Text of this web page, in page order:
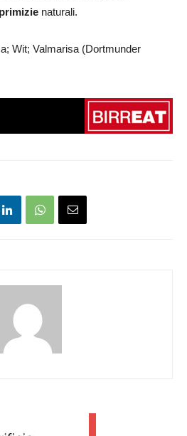
primizie naturali.
Wit; Valmarisa (Dortmunder